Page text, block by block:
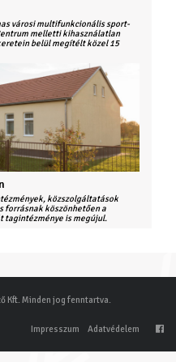
városi multifunkcionális sport-
melletti kihasználatlan
belül megítélt közel 15
közszolgáltatások
forrásnak köszönhetően a
tagintézménye is megújul.
Kft. Minden jog fenntartva.
Impresszum Adatvédelem